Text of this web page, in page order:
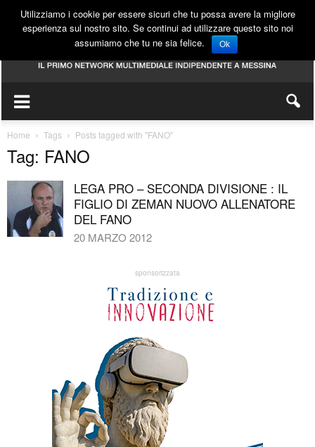
Home Tags Posts tagged with "FANO"
Tag: FANO
LEGA PRO – SECONDA DIVISIONE : IL
FIGLIO DI ZEMAN NUOVO ALLENATORE
DEL FANO
20 MARZO 2012
sponsorizzata
Utilizziamo i cookie per essere sicuri che tu possa avere la migliore
esperienza sul nostro sito. Se continui ad utilizzare questo sito noi
assumiamo che tu ne sia felice.
Ok